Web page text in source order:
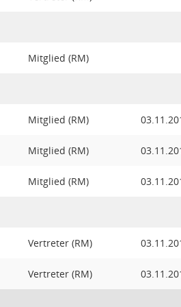
Mitglied (RM)
Mitglied (RM)
Mitglied (RM)
Mitglied (RM)
Vertreter (RM)
Vertreter (RM)